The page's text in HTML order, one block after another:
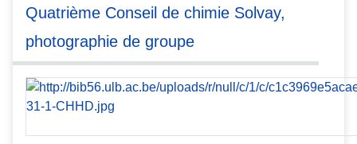
Quatrième Conseil de chimie Solvay,
photographie de groupe